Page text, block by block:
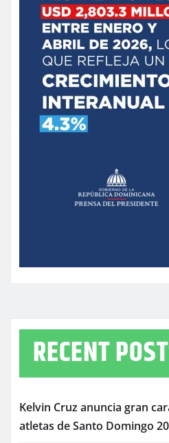
RECENT
Kelvin Cruz anuncia gran
atletas de Santo Domingo